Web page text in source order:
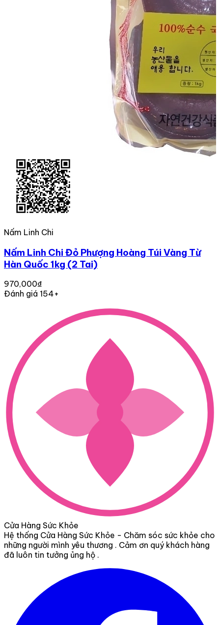
Nấm Linh Chi
Nấm Linh Chi Đỏ Phượng Hoàng Túi Vàng Từ
Hàn Quốc 1kg (2 Tai)
970,000₫
Đánh giá 154+
Cửa Hàng Sức Khỏe
Hệ thống Cửa Hàng Sức Khỏe - Chăm sóc sức khỏe cho
những người mình yêu thương . Cảm ơn quý khách hàng
đã luôn tin tưởng ủng hộ .